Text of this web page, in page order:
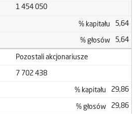
1 454 050
% kapitału
5,64
% głosów
5,64
Pozostali akcjonariusze
7 702 438
% kapitału
29,86
% głosów
29,86